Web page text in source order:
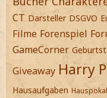
CT Darsteller DSGVO
Filme Forenspiel
GameCorner
Giveaway Harry
Hausaufgaben Hauspokal